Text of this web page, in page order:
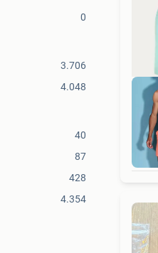
0
3.706
4.048
40
87
428
4.354